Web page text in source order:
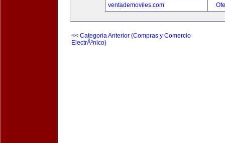
ventademoviles.com
<< Categoria Anterior (Compras y Comercio
ElectrÃ³nico)